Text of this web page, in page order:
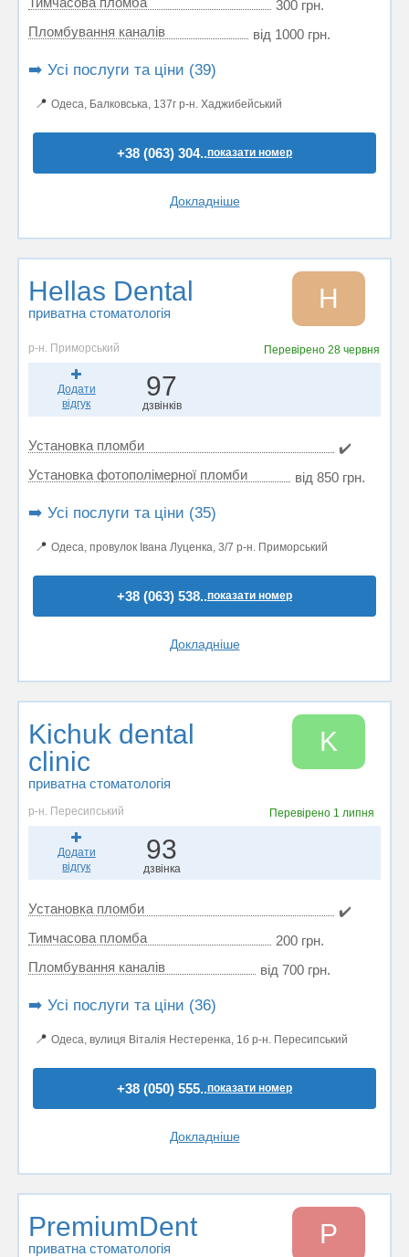
300 грн.
Пломбування каналів
від 1000 грн.
➡️ Усі послуги та ціни (39)
📍 Одеса, Балковська, 137г р-н. Хаджибейський
+38 (063) 304..показати номер
Докладніше
Hellas Dental
приватна стоматологія H
р-н. Приморський Перевірено28 червня
Додати
відгук
97
дзвінків
Установка пломби
✔️
Установка фотополімерної пломби
від 850 грн.
➡️ Усі послуги та ціни (35)
📍 Одеса, провулок Івана Луценка, 3/7 р-н. Приморський
+38 (063) 538..показати номер
Докладніше
Kichuk dental
clinic
приватна стоматологія
K
р-н. Пересипський Перевірено 1 липня
Додати
відгук
93
дзвінка
Установка пломби
✔️
Тимчасова пломба
200 грн.
Пломбування каналів
від 700 грн.
➡️ Усі послуги та ціни (36)
📍 Одеса, вулиця Віталія Нестеренка, 1б р-н. Пересипський
+38 (050) 555..показати номер
Докладніше
PremiumDent
приватна стоматологія P